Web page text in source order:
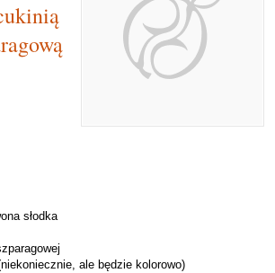
słodka
ale będzie kolorowo)